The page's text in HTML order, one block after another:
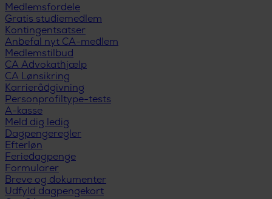
Medlemsfordele
Gratis studiemedlem
Kontingentsatser
Anbefal nyt CA-medlem
Medlemstilbud
CA Advokathjælp
CA Lønsikring
Karrierådgivning
Personprofiltype-tests
A-kasse
Meld dig ledig
Dagpengeregler
Efterløn
Feriedagpenge
Formularer
Breve og dokumenter
Udfyld dagpengekort